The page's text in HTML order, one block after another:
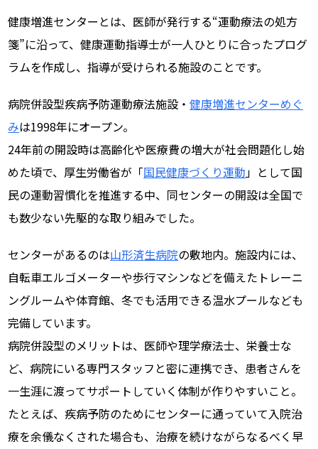
健康増進センターとは、医師が発行する“運動療法の処方
箋”に沿って、健康運動指導士が一人ひとりに合ったプログ
ラムを作成し、指導が受けられる施設のことです。
病院併設型疾病予防運動療法施設・健康増進センターめぐ
みは1998年にオープン。
24年前の開設時は高齢化や医療費の増大が社会問題化し始
めた頃で、厚生労働省が「国民健康づくり運動 」として国
民の運動習慣化を推進する中、同センターの開設は全国で
も数少ない先駆的な取り組みでした。
センターがあるのは山形済生病院の敷地内。施設内には、
自転車エルゴメーターや歩行マシンなどを備えたトレーニ
ングルームや体育館、冬でも活用できる温水プールなども
完備しています。
病院併設型のメリットは、医師や理学療法士、栄養士な
ど、病院にいる専門スタッフと密に連携でき、患者さんを
一生涯に渡ってサポートしていく体制が作りやすいこと。
たとえば、疾病予防のためにセンターに通っていて入院治
療を余儀なくされた場合も、治療を続けながらなるべく早